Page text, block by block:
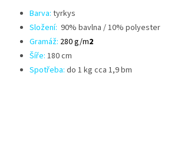
Barva: tyrkys
Složení: 90% bavlna / 10% polyester
Gramáž: 280 g/m2
Šíře: 180 cm
Spotřeba: do 1 kg cca 1,9 bm